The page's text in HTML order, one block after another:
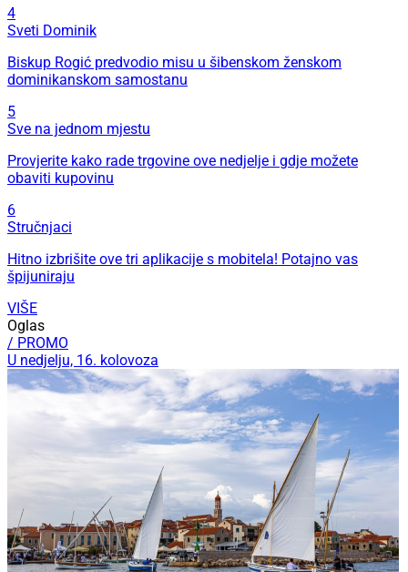
4
Sveti Dominik
Biskup Rogić predvodio misu u šibenskom ženskom
dominikanskom samostanu
5
Sve na jednom mjestu
Provjerite kako rade trgovine ove nedjelje i gdje možete
obaviti kupovinu
6
Stručnjaci
Hitno izbrišite ove tri aplikacije s mobitela! Potajno vas
špijuniraju
VIŠE
Oglas
/ PROMO
U nedjelju, 16. kolovoza